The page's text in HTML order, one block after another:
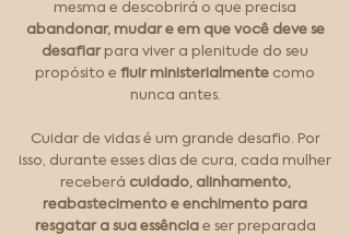
mesma e descobrirá o que precisa
abandonar, mudar e em que você deve se
desafiarpara viver a plenitude do seu
propósito e fluir ministerialmente como
nunca antes.
Cuidar de vidas é um grande desafio. Por
isso, durante esses dias de cura, cada mulher
receberá cuidado, alinhamento,
reabastecimento e enchimento para
resgatar a sua essênciae ser preparada